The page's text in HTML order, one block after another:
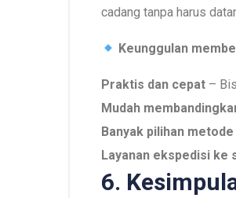
cadang tanpa harus
Keunggulan
Praktis dan cepat –
Mudah
Banyak pilihan
Layanan ekspedisi ke
6.